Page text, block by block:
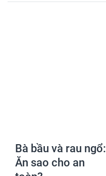
Bà bầu và rau ngổ:
Ăn sao cho an